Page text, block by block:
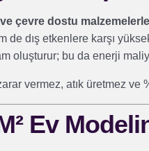
çevre dostu malzemelerle
dış etkenlere karşı
oluşturur; bu da enerji
vermez, atık üretmez
Ev